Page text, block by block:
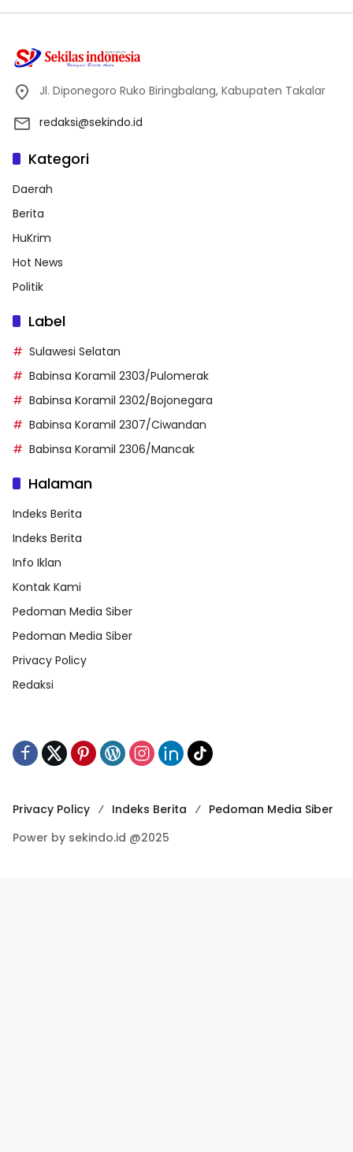
Jl. Diponegoro Ruko Biringbalang, Kabupaten Takalar
redaksi@sekindo.id
Kategori
Daerah
Berita
HuKrim
Hot News
Politik
Label
Sulawesi Selatan
Babinsa Koramil 2303/Pulomerak
Babinsa Koramil 2302/Bojonegara
Babinsa Koramil 2307/Ciwandan
Babinsa Koramil 2306/Mancak
Halaman
Indeks Berita
Indeks Berita
Info Iklan
Kontak Kami
Pedoman Media Siber
Pedoman Media Siber
Privacy Policy
Redaksi
Privacy Policy Indeks Berita
Pedoman Media Siber
Power by sekindo.id @2025